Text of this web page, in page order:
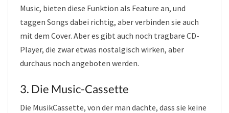
Music, bieten diese Funktion als Feature an, und
taggen Songs dabei richtig, aber verbinden sie auch
mit dem Cover. Aber es gibt auch noch tragbare CD-
Player, die zwar etwas nostalgisch wirken, aber
durchaus noch angeboten werden.
3. Die Music-Cassette
Die MusikCassette, von der man dachte, dass sie keine